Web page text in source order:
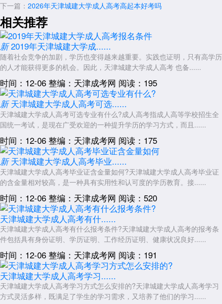
果。
审核与公示：
天津城建大学继续教育学院将对考生提交的材料进行初审。
初审通过后，将在官网公示拟授予学位名单(公示期5个工作日)。
公示无异议后，材料将上报天津市学位委员会复审。
终审与证书发放：
终审通过后，由天津城建大学学位评定委员会审定并授予学士学位。
学位证书将在本校学位评定委员会对学士学位申请者审批后发放。
考生需携带身份证到指定地点领取证书或通过函授站代领。
以上就是关于：“2026年天津城建大学成人高考学位申请流程”的简单
介绍，想了解更多内容，可以持续关注天津成人高考
展开全文
下一篇： 2026年天津城建大学成人高考高起本好考吗
相关推荐
新 2019年天津城建大学成......
随着社会竞争的加剧，学历也变得越来越重要。实践也证明，只有高学历
的人才能获得更多的机会。因此，天津城建大学成人高考 也备......
时间：12-06 整编：天津成考网 阅读：195
新 天津城建大学成人高考可选......
天津城建大学成人高考可选专业有什么?成人高考指成人高等学校招生全
国统一考试，是现在广受欢迎的一种提升学历的学习方式，而且......
时间：12-06 整编：天津成考网 阅读：175
新 天津城建大学成人高考毕业......
天津城建大学成人高考毕业证含金量如何?天津城建大学成人高考毕业证
的含金量相对较高，是一种具有实用性和认可度的学历教育。接......
时间：12-06 整编：天津成考网 阅读：520
天津城建大学成人高考有什......
天津城建大学成人高考有什么报考条件?天津城建大学成人高考的报考条
件包括具有身份证明、学历证明、工作经历证明、健康状况良好......
时间：12-06 整编：天津成考网 阅读：191
天津城建大学成人高考学习......
天津城建大学成人高考学习方式怎么安排的?天津城建大学成人高考学习
方式灵活多样，既满足了学生的学习需求，又培养了他们的学习......